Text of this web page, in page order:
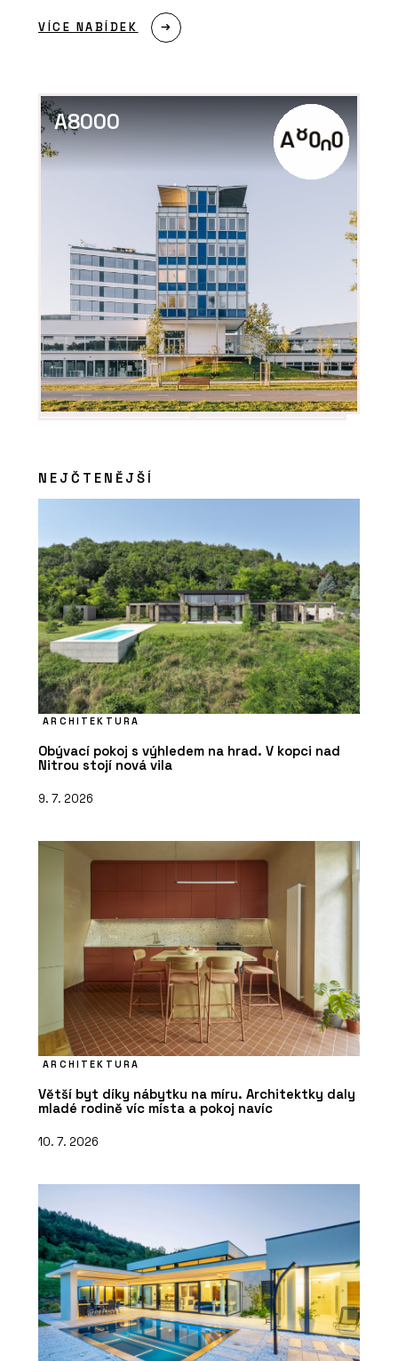
VÍCE NABÍDEK
A8000
NEJČTENĚJŠÍ
ARCHITEKTURA
Obývací pokoj s výhledem na hrad. V kopci nad
Nitrou stojí nová vila
9. 7. 2026
ARCHITEKTURA
Větší byt díky nábytku na míru. Architektky daly
mladé rodině víc místa a pokoj navíc
10. 7. 2026